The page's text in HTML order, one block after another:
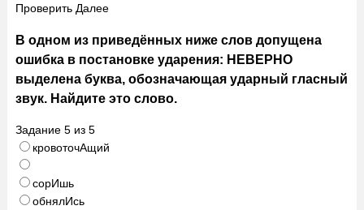
Проверить Далее
В одном из приведённых ниже слов допущена
ошибка в постановке ударения: НЕВЕРНО
выделена буква, обозначающая ударный гласный
звук. Найдите это слово.
Задание 5из 5
кровоточАщий
сорИшь
обнялИсь